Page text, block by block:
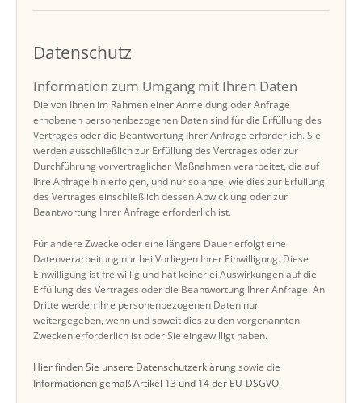
Datenschutz
Information zum Umgang mit Ihren Daten
Die von Ihnen im Rahmen einer Anmeldung oder Anfrage
erhobenen personenbezogenen Daten sind für die Erfüllung des
Vertrages oder die Beantwortung Ihrer Anfrage erforderlich. Sie
werden ausschließlich zur Erfüllung des Vertrages oder zur
Durchführung vorvertraglicher Maßnahmen verarbeitet, die auf
Ihre Anfrage hin erfolgen, und nur solange, wie dies zur Erfüllung
des Vertrages einschließlich dessen Abwicklung oder zur
Beantwortung Ihrer Anfrage erforderlich ist.
Für andere Zwecke oder eine längere Dauer erfolgt eine
Datenverarbeitung nur bei Vorliegen Ihrer Einwilligung. Diese
Einwilligung ist freiwillig und hat keinerlei Auswirkungen auf die
Erfüllung des Vertrages oder die Beantwortung Ihrer Anfrage. An
Dritte werden Ihre personenbezogenen Daten nur
weitergegeben, wenn und soweit dies zu den vorgenannten
Zwecken erforderlich ist oder Sie eingewilligt haben.
Hier finden Sie unsere Datenschutzerklärungsowie die
Informationen gemäß Artikel 13 und 14 der EU-DSGVO.